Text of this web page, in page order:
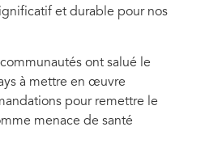
et durable pour nos
ont salué le
à mettre en œuvre
pour remettre le
menace de santé